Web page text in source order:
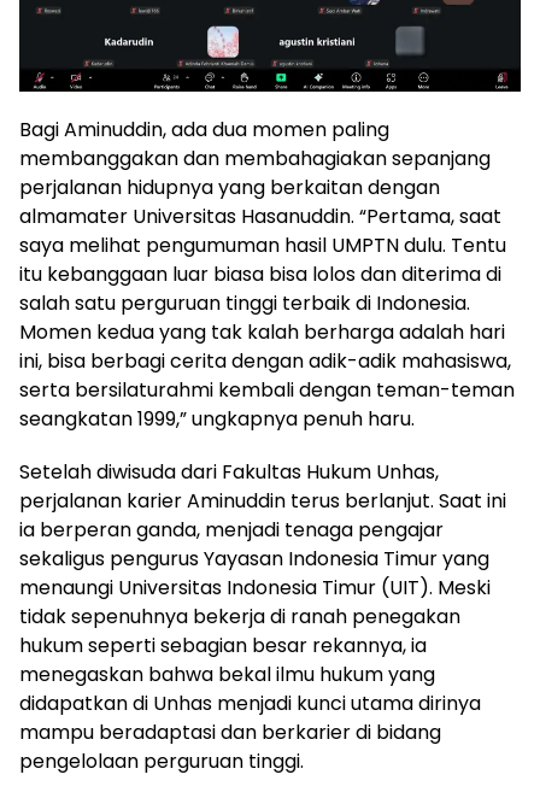
Bagi Aminuddin, ada dua momen paling
membanggakan dan membahagiakan sepanjang
perjalanan hidupnya yang berkaitan dengan
almamater Universitas Hasanuddin. “Pertama, saat
saya melihat pengumuman hasil UMPTN dulu. Tentu
itu kebanggaan luar biasa bisa lolos dan diterima di
salah satu perguruan tinggi terbaik di Indonesia.
Momen kedua yang tak kalah berharga adalah hari
ini, bisa berbagi cerita dengan adik-adik mahasiswa,
serta bersilaturahmi kembali dengan teman-teman
seangkatan 1999,” ungkapnya penuh haru.
Setelah diwisuda dari Fakultas Hukum Unhas,
perjalanan karier Aminuddin terus berlanjut. Saat ini
ia berperan ganda, menjadi tenaga pengajar
sekaligus pengurus Yayasan Indonesia Timur yang
menaungi Universitas Indonesia Timur (UIT). Meski
tidak sepenuhnya bekerja di ranah penegakan
hukum seperti sebagian besar rekannya, ia
menegaskan bahwa bekal ilmu hukum yang
didapatkan di Unhas menjadi kunci utama dirinya
mampu beradaptasi dan berkarier di bidang
pengelolaan perguruan tinggi.